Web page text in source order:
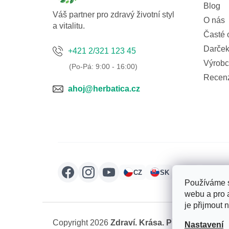
Používáme
webu a pro
je přijmout
Nastavení
Váš partner pro zdravý životní styl
a vitalitu.
+421 2/321 123 45
ahoj@herbatica.cz
Blog
O nás
Časté
CZ SK
Copyright 2026 Zdraví. Krása. Příroda..